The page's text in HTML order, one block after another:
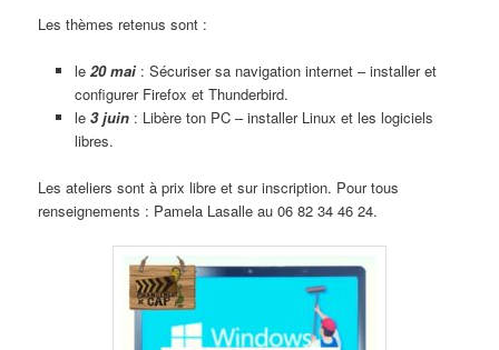
Les thèmes retenus sont :
le 20 mai: Sécuriser sa navigation internet – installer et
configurer Firefox et Thunderbird.
le 3 juin: Libère ton PC – installer Linux et les logiciels
libres.
Les ateliers sont à prix libre et sur inscription. Pour tous
renseignements : Pamela Lasalle au 06 82 34 46 24.